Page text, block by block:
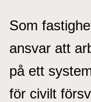
Som
ansvar att
på ett
för civilt